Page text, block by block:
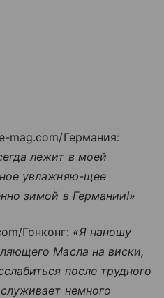
mag.com/Германия:
лежит в моей
увлажняю-щее
зимой в Германии!»
Гонконг: «Я наношу
Масла на виски,
после трудного
немного